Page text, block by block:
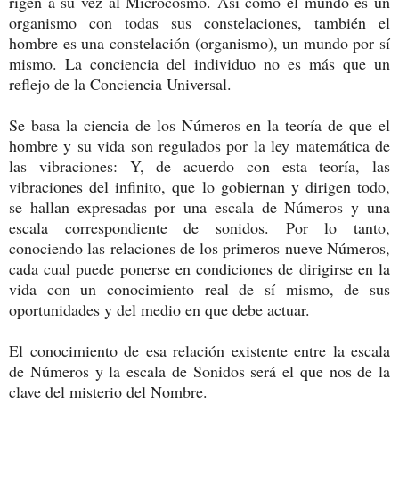
organismo con todas sus constelaciones, también el
hombre es una constelación (organismo), un mundo por sí
mismo. La conciencia del individuo no es más que un
reflejo de la Conciencia Universal.
Se basa la ciencia de los Números en la teoría de que el
hombre y su vida son regulados por la ley matemática de
las vibraciones: Y, de acuerdo con esta teoría, las
vibraciones del infinito, que lo gobiernan y dirigen todo,
se hallan expresadas por una escala de Números y una
escala correspondiente de sonidos. Por lo tanto,
conociendo las relaciones de los primeros nueve Números,
cada cual puede ponerse en condiciones de dirigirse en la
vida con un conocimiento real de sí mismo, de sus
oportunidades y del medio en que debe actuar.
El conocimiento de esa relación existente entre la escala
de Números y la escala de Sonidos será el que nos de la
clave del misterio del Nombre.